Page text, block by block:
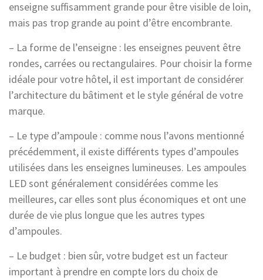
enseigne suffisamment grande pour être visible de loin,
mais pas trop grande au point d’être encombrante.
– La forme de l’enseigne : les enseignes peuvent être
rondes, carrées ou rectangulaires. Pour choisir la forme
idéale pour votre hôtel, il est important de considérer
l’architecture du bâtiment et le style général de votre
marque.
– Le type d’ampoule : comme nous l’avons mentionné
précédemment, il existe différents types d’ampoules
utilisées dans les enseignes lumineuses. Les ampoules
LED sont généralement considérées comme les
meilleures, car elles sont plus économiques et ont une
durée de vie plus longue que les autres types
d’ampoules.
– Le budget : bien sûr, votre budget est un facteur
important à prendre en compte lors du choix de